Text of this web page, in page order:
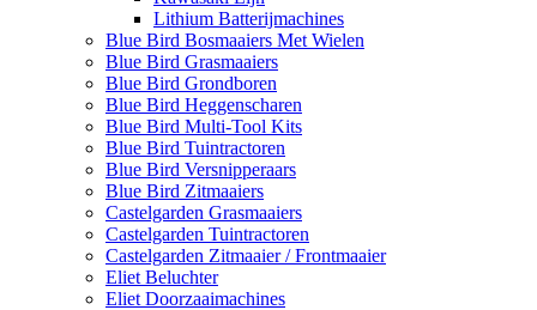
Lithium Batterijmachines
Blue Bird Bosmaaiers Met Wielen
Blue Bird Grasmaaiers
Blue Bird Grondboren
Blue Bird Heggenscharen
Blue Bird Multi-Tool Kits
Blue Bird Tuintractoren
Blue Bird Versnipperaars
Blue Bird Zitmaaiers
Castelgarden Grasmaaiers
Castelgarden Tuintractoren
Castelgarden Zitmaaier / Frontmaaier
Eliet Beluchter
Eliet Doorzaaimachines